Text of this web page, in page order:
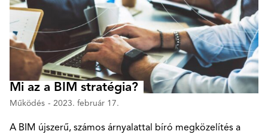
Mi az a BIM stratégia?
Működés - 2023. február 17.
A BIM újszerű, számos árnyalattal bíró megközelítés a